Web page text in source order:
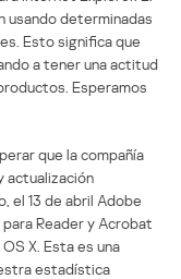
usando determinadas
Esto significa que
a tener una actitud
Esperamos
que la compañía
actualización
el 13 de abril Adobe
Reader y Acrobat
X. Esta es una
estadística